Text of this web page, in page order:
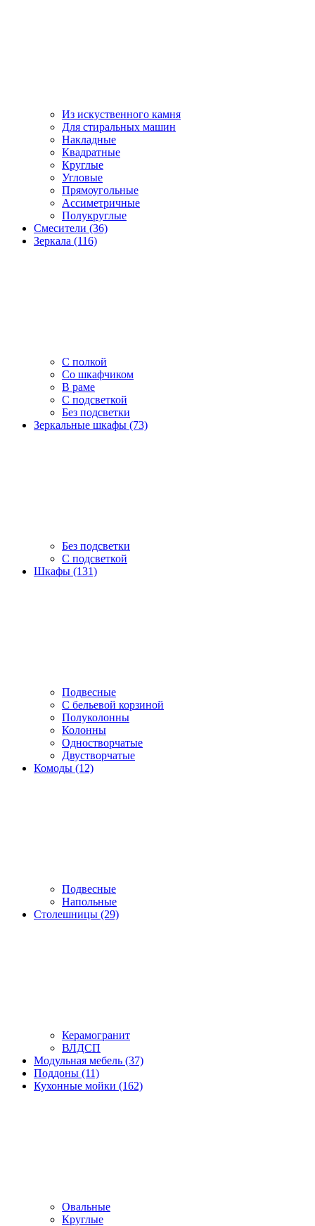
Из искуственного камня
Для стиральных машин
Накладные
Квадратные
Круглые
Угловые
Прямоугольные
Ассиметричные
Полукруглые
Смесители (36)
Зеркала (116)
С полкой
Со шкафчиком
В раме
С подсветкой
Без подсветки
Зеркальные шкафы (73)
Без подсветки
С подсветкой
Шкафы (131)
Подвесные
С бельевой корзиной
Полуколонны
Колонны
Одностворчатые
Двустворчатые
Комоды (12)
Подвесные
Напольные
Столешницы (29)
Керамогранит
ВЛДСП
Модульная мебель (37)
Поддоны (11)
Кухонные мойки (162)
Овальные
Круглые